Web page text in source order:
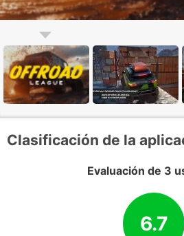
Clasificación de la
Evaluación de 3
6.7